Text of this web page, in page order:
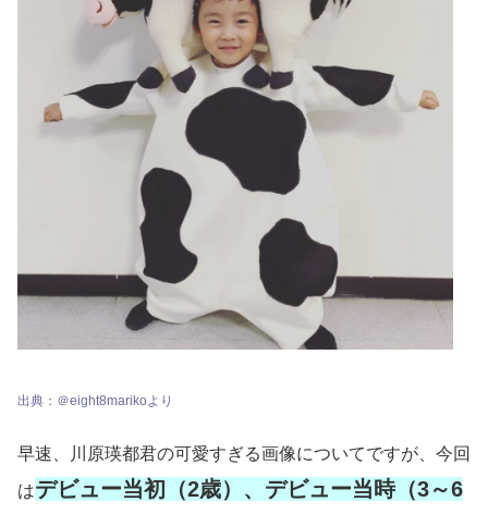
出典：＠eight8marikoより
早速、川原瑛都君の可愛すぎる画像についてですが、今回
はデビュー当初（2歳）、デビュー当時（3～6